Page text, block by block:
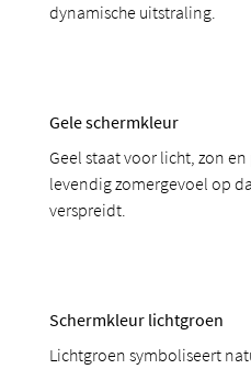
dynamische uitstraling.
Gele schermkleur
Geel staat voor licht, zon
levendig zomergevoel op
verspreidt.
Schermkleur lichtgroen
Lichtgroen symboliseert